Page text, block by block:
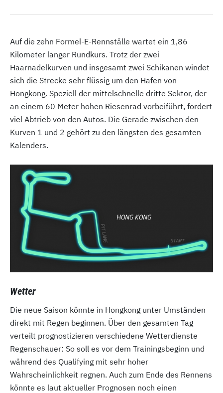
Auf die zehn Formel-E-Rennställe wartet ein 1,86
Kilometer langer Rundkurs. Trotz der zwei
Haarnadelkurven und insgesamt zwei Schikanen windet
sich die Strecke sehr flüssig um den Hafen von
Hongkong. Speziell der mittelschnelle dritte Sektor, der
an einem 60 Meter hohen Riesenrad vorbeiführt, fordert
viel Abtrieb von den Autos. Die Gerade zwischen den
Kurven 1 und 2 gehört zu den längsten des gesamten
Kalenders.
Wetter
Die neue Saison könnte in Hongkong unter Umständen
direkt mit Regen beginnen. Über den gesamten Tag
verteilt prognostizieren verschiedene Wetterdienste
Regenschauer: So soll es vor dem Trainingsbeginn und
während des Qualifying mit sehr hoher
Wahrscheinlichkeit regnen. Auch zum Ende des Rennens
könnte es laut aktueller Prognosen noch einen